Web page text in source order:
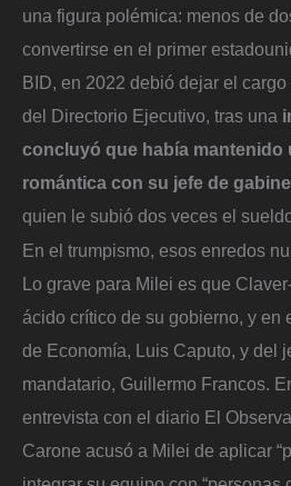
una figura polémica: menos de
convertirse en el primer
BID, en 2022 debió dejar el
del Directorio Ejecutivo, tras una
concluyó que había mantenido
romántica con su jefe de
quien le subió dos veces el
En el trumpismo, esos enredos
Lo grave para Milei es que
ácido crítico de su gobierno, y en
de Economía, Luis Caputo, y del
mandatario, Guillermo Francos.
entrevista con el diario El
Carone acusó a Milei de aplicar